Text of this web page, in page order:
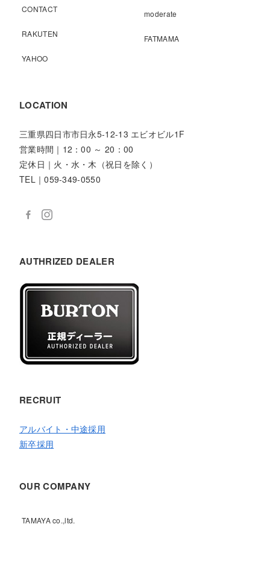
CONTACT
RAKUTEN
YAHOO
moderate
FATMAMA
LOCATION
三重県四日市市日永5-12-13 エビオビル1F
営業時間｜12：00 ～ 20：00
定休日｜火・水・木（祝日を除く）
TEL｜059-349-0550
AUTHRIZED DEALER
RECRUIT
アルバイト・中途採用
新卒採用
OUR COMPANY
TAMAYA co.,ltd.